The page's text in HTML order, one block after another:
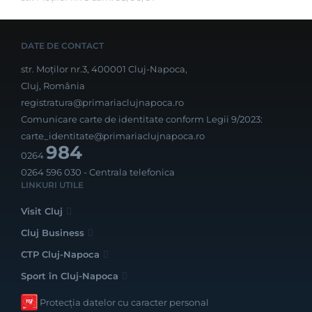
DATE DE CONTACT
str. Moților nr.3, 400001 Cluj-Napoca,
Cluj, România
registratura@primariaclujnapoca.ro
Comunicare carte de identitate conform Legii 9/2023:
carte_identitate@primariaclujnapoca.ro
0264984
0264 596 030 - Centrala telefonica
LINKURI UTILE
Visit Cluj
Cluj Business
CTP Cluj-Napoca
Sport în Cluj-Napoca
Protecția datelor cu caracter personal